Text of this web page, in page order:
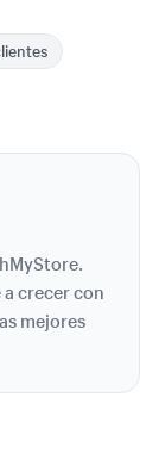
crecer con
mejores